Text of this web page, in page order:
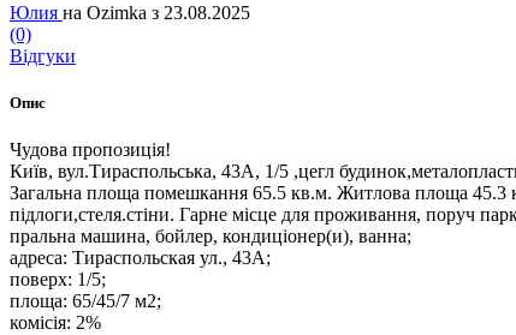
Юлия на Ozimka з 23.08.2025
(0)
Відгуки
Опис
Чудова пропозиція!
Київ, вул.Тираспольська, 43А, 1/5 ,цегл
Загальна площа помешкання 65.5 кв.м. Житлова площа 45.3
підлоги,стеля.стіни. Гарне місце для проживання, поруч
пральна машина, бойлер, кондиціонер(и), ванна;
адреса: Тираспольская ул., 43А;
поверх: 1/5;
площа: 65/45/7 м2;
комісія: 2%